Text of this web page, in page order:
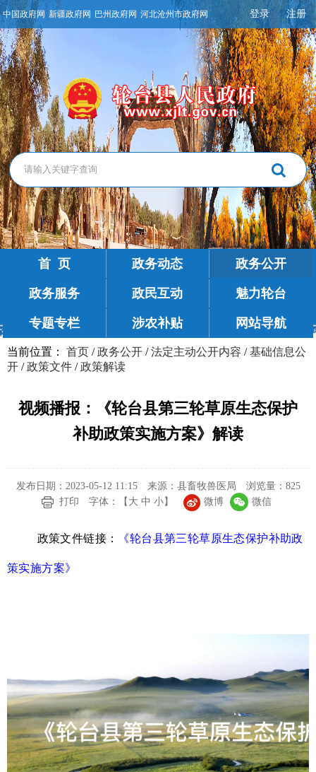
中国政府网 新疆政府网 巴州政府网 河北沧州市政府网 登录 注册
首 页 政务动态 政务公开
政务服务 政民互动 魅力轮台
专题专栏 涉农补贴 网站导航
当前位置： 首页 /政务公开 /法定主动公开内容 /基础信息公
开 /政策文件 /政策解读
视频播报：《轮台县第三轮草原生态保护
补助政策实施方案》解读
发布日期：2023-05-12 11:15 来源：县畜牧兽医局 浏览量： 825
打印
字体：【 大 中 小】 微博 微信
政策文件链接： 《轮台县第三轮草原生态保护补助政
策实施方案》